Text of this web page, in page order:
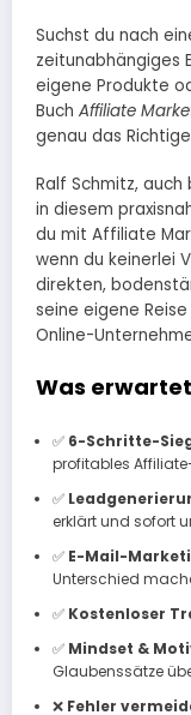
Suchst du nach
zeitunabhängiges
eigene Produkte
Buch Affiliate
genau das
Ralf Schmitz,
in diesem
du mit Affiliate
wenn du keinerlei
direkten,
seine eigene
Online-
Was
✅ 6-Schritte-
profitables
✅
erklärt und sofort
✅ E-Mail-
Unterschied
✅ Kostenloser
✅ Mindset &
Glaubenssätze
❌ Fehler